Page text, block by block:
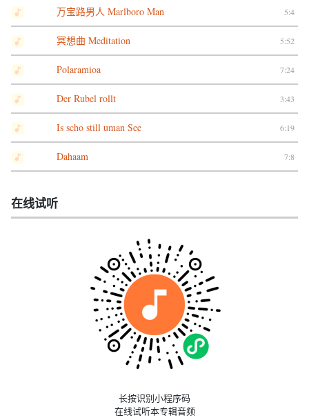
万宝路男人 Marlboro Man 5:4
冥想曲 Meditation 5:52
Polaramioa 7:24
Der Rubel rollt 3:43
Is scho still uman See 6:19
Dahaam 7:8
在线试听
长按识别小程序码
在线试听本专辑音频